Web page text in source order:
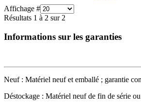
Affichage #
Résultats 1 à 2 sur 2
Informations sur les garanties
Neuf : Matériel neuf et emballé ; garantie
Déstockage : Matériel neuf de fin de série